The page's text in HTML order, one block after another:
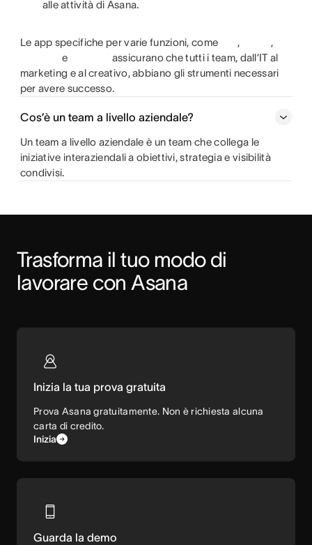
alle attività di Asana.
Le app specifiche per varie funzioni, come ,
,
e
assicurano che tutti i team, dall’IT al
marketing e al creativo, abbiano gli strumenti necessari
per avere successo.
Cos’è un team a livello aziendale?
Un team a livello aziendale è un team che collega le
iniziative interaziendali a obiettivi, strategia e visibilità
condivisi.
Trasforma il tuo modo di
lavorare con Asana
Inizia la tua prova gratuita
Prova Asana gratuitamente. Non è richiesta alcuna
carta di credito.
Inizia
Guarda la demo